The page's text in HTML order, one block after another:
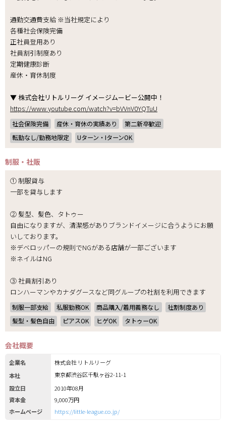
通勤交通費支給 ※当社規定により
各種社会保険完備
正社員登用あり
社員割引制度あり
定期健康診断
産休・育休制度
▼ 株式会社リトルリーグ イメージムービー公開中！
https://www.youtube.com/watch?v=bVVnV0YQTuU
社会保険完備 産休・育休の実績あり
第二新卒歓迎
転勤なし/勤務地限定
Uターン・IターンOK
制服・社販
① 制服貸与
一部を貸与します
② 髪型、髪色、タトゥー
自由になりますが、清潔感がありブランドイメージに合うようにお願
いしております。
※デベロッパーの規則でNGがある店舗が一部ございます
※ネイルはNG
③ 社員割引あり
ロンハーマンやカナダグースなど同グループの社割を利用できます
制服一部支給 私服勤務OK 商品購入/着用義務なし
社割制度あり
髪型・髪色自由
ピアスOK ヒゲOK タトゥーOK
会社概要
企業名
株式会社 リトルリーグ
本社
東京都渋谷区千駄ヶ谷2-11-1
設立日
2010年08月
資本金
9,000万円
ホームページ
https://little-league.co.jp/